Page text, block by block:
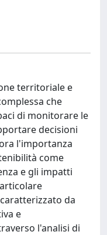
territoriale e
che
di monitorare le
decisioni
l'importanza
come
e gli impatti
da
e
l'analisi di